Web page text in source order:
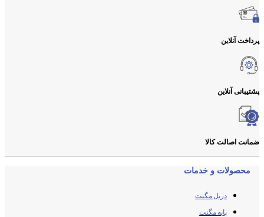
پرداخت آنلاین
پشتیبانی آنلاین
ضمانت اصالت کالا
محصولات و خدمات
دریل مگنت
پایه مگنت